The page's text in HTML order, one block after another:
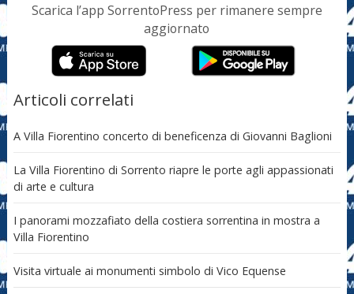
Scarica l’app SorrentoPress per rimanere sempre
aggiornato
Articoli correlati
A Villa Fiorentino concerto di beneficenza di Giovanni Baglioni
La Villa Fiorentino di Sorrento riapre le porte agli appassionati
di arte e cultura
I panorami mozzafiato della costiera sorrentina in mostra a
Villa Fiorentino
Visita virtuale ai monumenti simbolo di Vico Equense